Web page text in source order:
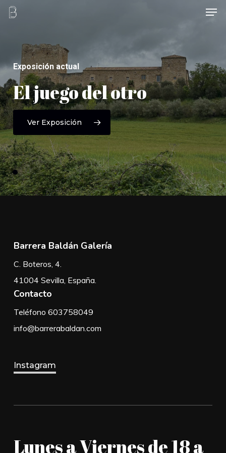
Skip
content
Exposición actual
Eljuegodelotro
Ver Exposición
Barrera Baldán Galería
C. Boteros, 4.
41004 Sevilla, España.
Contacto
Teléfono 603758049
info@barrerabaldan.com
Instagram
Lunes a Viernes de 18 a